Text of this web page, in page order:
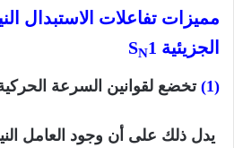
مميزات تفاعلات الاستبدال
الجزيئية S
N1
(1) تخضع لقوانين السرعة
يدل ذلك على أن وجود العامل